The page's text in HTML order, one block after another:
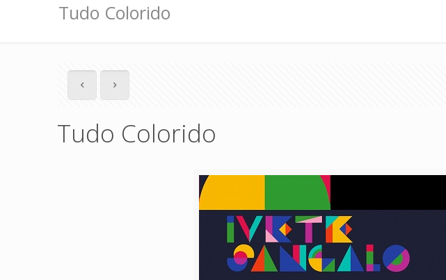
Tudo Colorido
Tudo Colorido